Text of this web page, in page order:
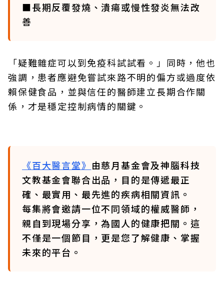
■長期反覆發燒、潰瘍或慢性發炎無法改
善
「疑難雜症可以到免疫科試試看。」同時，他也
強調，患者應避免嘗試來路不明的偏方或過度依
賴保健食品，並與信任的醫師建立長期合作關
係，才是穩定控制病情的關鍵。
《百大醫言堂》 由慈月基金會及神腦科技
文教基金會聯合出品，目的是傳遞最正
確、最實用、最先進的疾病相關資訊。
每集將會邀請一位不同領域的權威醫師，
親自到現場分享，為國人的健康把關。這
不僅是一個節目，更是您了解健康、掌握
未來的平台。